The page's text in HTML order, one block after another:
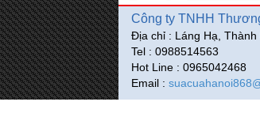
Công ty TNHH
Địa chỉ : Láng Hạ,
Tel : 0988514563
Hot Line : 0965042468
Email :